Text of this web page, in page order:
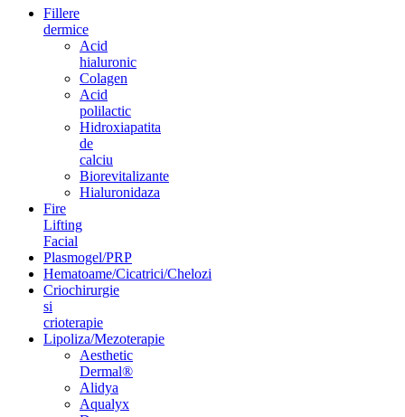
Fillere
dermice
Acid
hialuronic
Colagen
Acid
polilactic
Hidroxiapatita
de
calciu
Biorevitalizante
Hialuronidaza
Fire
Lifting
Facial
Plasmogel/PRP
Hematoame/Cicatrici/Chelozi
Criochirurgie
si
crioterapie
Lipoliza/Mezoterapie
Aesthetic
Dermal®
Alidya
Aqualyx